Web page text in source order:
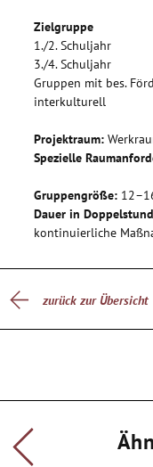
Zielgruppe
1./2. Schuljahr
3./4. Schuljahr
Gruppen mit bes.
interkulturell
Projektraum:
Spezielle
Gruppengröße:
Dauer in
kontinuierliche
zurück zur Übersicht